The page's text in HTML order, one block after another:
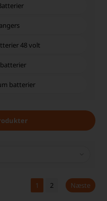
48 volt
batterier
1 2 Næste